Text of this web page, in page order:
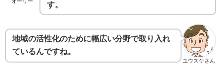
す。
ユウスケさん
地域の活性化のために幅広い分野で取り入れ
ているんですね。